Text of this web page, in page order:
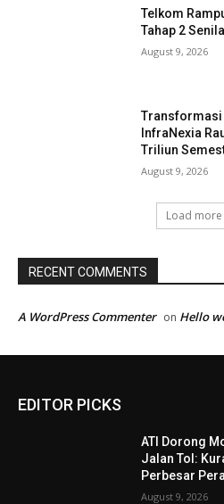
Telkom
Tahap 2
August 9, 2026
Transformasi
InfraNexia
Triliun
August 9, 2026
Load more
RECENT COMMENTS
A WordPress Commenter on Hello
EDITOR PICKS
ATI Dorong
Jalan Tol:
Perbesar
August 9, 2026